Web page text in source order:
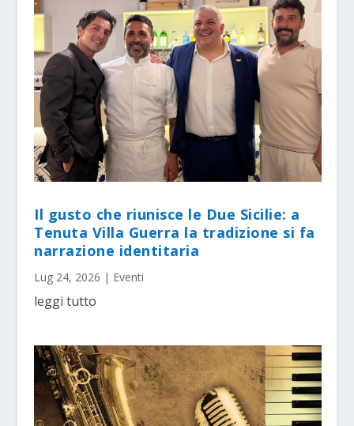
Il gusto che riunisce le Due Sicilie: a
Tenuta Villa Guerra la tradizione si fa
narrazione identitaria
Lug 24, 2026 | Eventi
leggi tutto